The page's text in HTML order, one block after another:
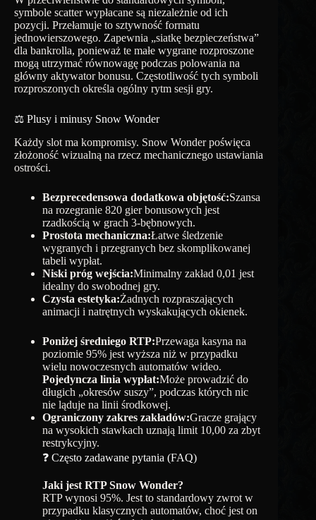
symbole scatter wypłacane są niezależnie od ich
pozycji. Przełamuje to sztywność formatu
jednowierszowego. Zapewnia „siatkę bezpieczeństwa”
dla bankrolla, ponieważ te małe wygrane rozproszone
mogą utrzymać równowagę podczas polowania na
główny aktywator bonusu. Częstotliwość tych symboli
rozproszonych określa ogólny rytm sesji gry.
⚖️ Plusy i minusy Snow Wonder
Każdy slot ma kompromisy. Snow Wonder poświęca
złożoność wizualną na rzecz mechanicznego ustawiania
ostrości.
Bezprecedensowa dodatkowa objętość:Szansa
na rozegranie 820 gier bonusowych jest
rzadkością w grach 3-bębnowych.
Prostota mechaniczna:Łatwe śledzenie
wygranych i przegranych bez skomplikowanej
tabeli wypłat.
Niski próg wejścia:Minimalny zakład 0,01 jest
idealny do swobodnej gry.
Czysta estetyka:Żadnych rozpraszających
animacji i natrętnych wyskakujących okienek.
Poniżej średniego RTP:Przewaga kasyna na
poziomie 95% jest wyższa niż w przypadku
wielu nowoczesnych automatów wideo.
Pojedyncza linia wypłat:Może prowadzić do
długich „okresów suszy”, podczas których nic
nie ląduje na linii środkowej.
Ograniczony zakres zakładów:Gracze grający
na wysokich stawkach uznają limit 10,00 za zbyt
restrykcyjny.
❓ Często zadawane pytania (FAQ)
Jaki jest RTP Snow Wonder?
RTP wynosi 95%. Jest to standardowy zwrot w
przypadku klasycznych automatów, choć jest on